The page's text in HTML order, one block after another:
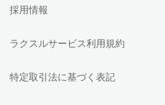
採用情報
ラクスルサービス利用規約
特定取引法に基づく表記